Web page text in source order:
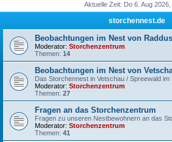
Aktuelle Zeit: Do 6. Aug
storchennest.de
Beobachtungen im Nest von
Moderator: Storchenzentrum
Themen: 14
Beobachtungen im Nest von
Das Storchennest in Vetschau / Spreewald im
Moderator: Storchenzentrum
Themen: 27
Fragen an das Storchenzentrum
Fragen zu unseren Nestbewohnern an das
Moderator: Storchenzentrum
Themen: 41